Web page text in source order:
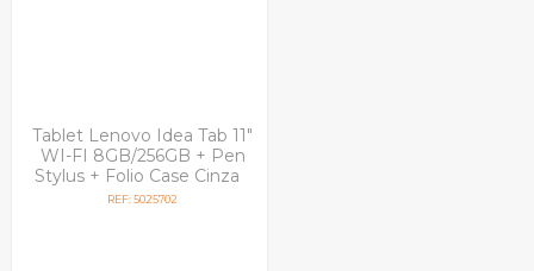
Tablet Lenovo Idea Tab 11"
WI-FI 8GB/256GB + Pen
Stylus + Folio Case Cinza
REF: 5025702